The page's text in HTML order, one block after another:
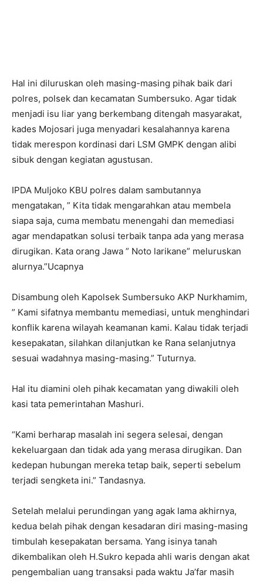
Hal ini diluruskan oleh masing-masing pihak baik dari
polres, polsek dan kecamatan Sumbersuko. Agar tidak
menjadi isu liar yang berkembang ditengah masyarakat,
kades Mojosari juga menyadari kesalahannya karena
tidak merespon kordinasi dari LSM GMPK dengan alibi
sibuk dengan kegiatan agustusan.
IPDA Muljoko KBU polres dalam sambutannya
mengatakan, ” Kita tidak mengarahkan atau membela
siapa saja, cuma membatu menengahi dan memediasi
agar mendapatkan solusi terbaik tanpa ada yang merasa
dirugikan. Kata orang Jawa ” Noto larikane” meluruskan
alurnya.”Ucapnya
Disambung oleh Kapolsek Sumbersuko AKP Nurkhamim,
” Kami sifatnya membantu memediasi, untuk menghindari
konflik karena wilayah keamanan kami. Kalau tidak terjadi
kesepakatan, silahkan dilanjutkan ke Rana selanjutnya
sesuai wadahnya masing-masing.” Tuturnya.
Hal itu diamini oleh pihak kecamatan yang diwakili oleh
kasi tata pemerintahan Mashuri.
“Kami berharap masalah ini segera selesai, dengan
kekeluargaan dan tidak ada yang merasa dirugikan. Dan
kedepan hubungan mereka tetap baik, seperti sebelum
terjadi sengketa ini.” Tandasnya.
Setelah melalui perundingan yang agak lama akhirnya,
kedua belah pihak dengan kesadaran diri masing-masing
timbulah kesepakatan bersama. Yang isinya tanah
dikembalikan oleh H.Sukro kepada ahli waris dengan akat
pengembalian uang transaksi pada waktu Ja’far masih